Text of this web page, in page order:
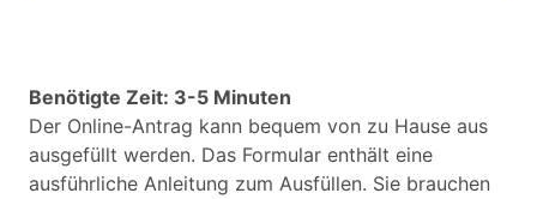
Benötigte Zeit: 3-5 Minuten
Der Online-Antrag kann bequem von zu Hause aus
ausgefüllt werden. Das Formular enthält eine
ausführliche Anleitung zum Ausfüllen. Sie brauchen